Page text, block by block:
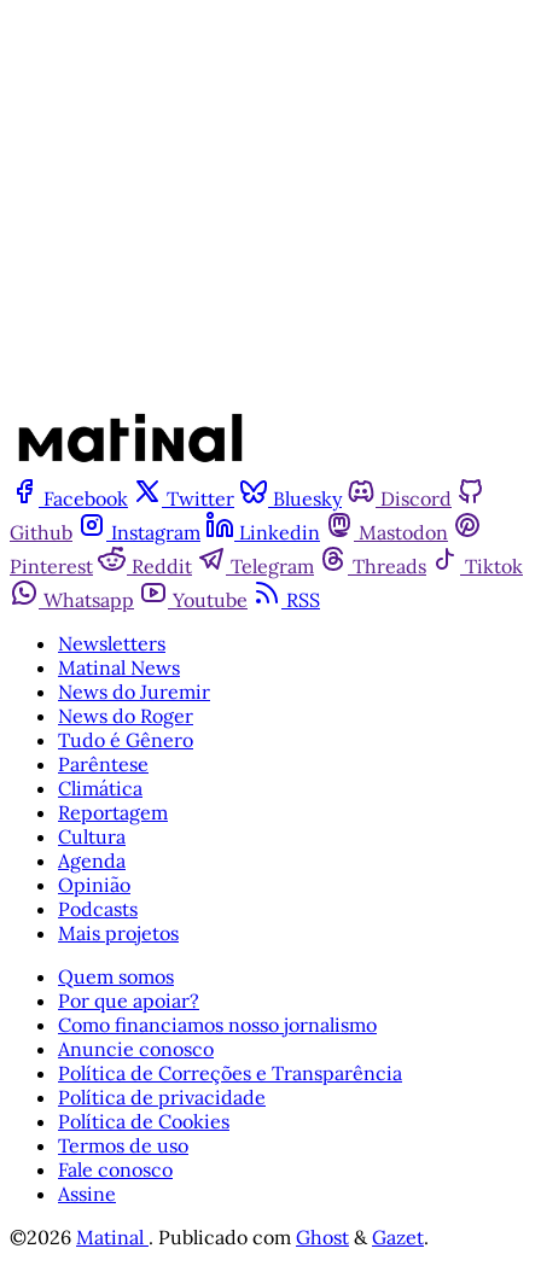
Facebook Twitter Bluesky
Discord
Github
Instagram Linkedin
Mastodon
Pinterest
Reddit Telegram Threads
Tiktok
Whatsapp
Youtube
RSS
Newsletters
Matinal News
News do Juremir
News do Roger
Tudo é Gênero
Parêntese
Climática
Reportagem
Cultura
Agenda
Opinião
Podcasts
Mais projetos
Quem somos
Por que apoiar?
Como financiamos nosso jornalismo
Anuncie conosco
Política de Correções e Transparência
Política de privacidade
Política de Cookies
Termos de uso
Fale conosco
Assine
©2026 Matinal . Publicado com Ghost & Gazet.